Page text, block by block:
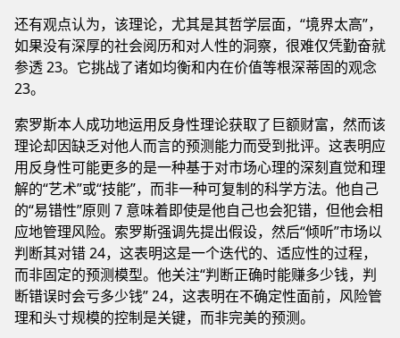
还有观点认为，该理论，尤其是其哲学层面，“境界太高”，
如果没有深厚的社会阅历和对人性的洞察，很难仅凭勤奋就
参透 23。它挑战了诸如均衡和内在价值等根深蒂固的观念
23。
索罗斯本人成功地运用反身性理论获取了巨额财富，然而该
理论却因缺乏对他人而言的预测能力而受到批评。这表明应
用反身性可能更多的是一种基于对市场心理的深刻直觉和理
解的“艺术”或“技能”，而非一种可复制的科学方法。他自己
的“易错性”原则 7 意味着即使是他自己也会犯错，但他会相
应地管理风险。索罗斯强调先提出假设，然后“倾听”市场以
判断其对错 24，这表明这是一个迭代的、适应性的过程，
而非固定的预测模型。他关注“判断正确时能赚多少钱，判
断错误时会亏多少钱” 24，这表明在不确定性面前，风险管
理和头寸规模的控制是关键，而非完美的预测。